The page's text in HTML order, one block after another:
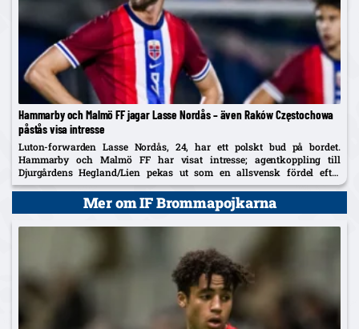
Hammarby och Malmö FF jagar Lasse Nordås – även Raków Częstochowa
påstås visa intresse
Luton-forwarden Lasse Nordås, 24, har ett polskt bud på bordet.
Hammarby och Malmö FF har visat intresse; agentkoppling till
Djurgårdens Hegland/Lien pekas ut som en allsvensk fördel efter
norrmannens succélån i Heerenveen.
Mer om IF Brommapojkarna